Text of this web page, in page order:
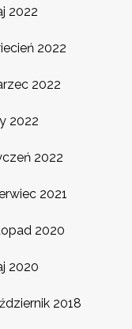
2022
2022
2022
2022
2022
2021
2020
2020
2018